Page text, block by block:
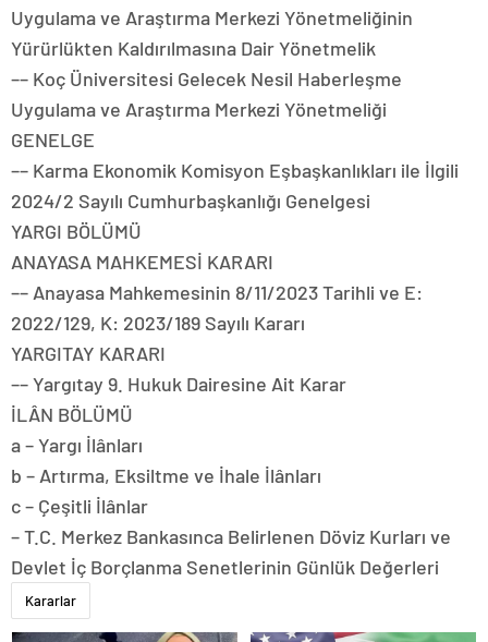
Uygulama ve Araştırma Merkezi Yönetmeliğinin
Yürürlükten Kaldırılmasına Dair Yönetmelik
–– Koç Üniversitesi Gelecek Nesil Haberleşme
Uygulama ve Araştırma Merkezi Yönetmeliği
GENELGE
–– Karma Ekonomik Komisyon Eşbaşkanlıkları ile İlgili
2024/2 Sayılı Cumhurbaşkanlığı Genelgesi
YARGI BÖLÜMÜ
ANAYASA MAHKEMESİ KARARI
–– Anayasa Mahkemesinin 8/11/2023 Tarihli ve E:
2022/129, K: 2023/189 Sayılı Kararı
YARGITAY KARARI
–– Yargıtay 9. Hukuk Dairesine Ait Karar
İLÂN BÖLÜMÜ
a – Yargı İlânları
b – Artırma, Eksiltme ve İhale İlânları
c – Çeşitli İlânlar
– T.C. Merkez Bankasınca Belirlenen Döviz Kurları ve
Devlet İç Borçlanma Senetlerinin Günlük Değerleri
Kararlar